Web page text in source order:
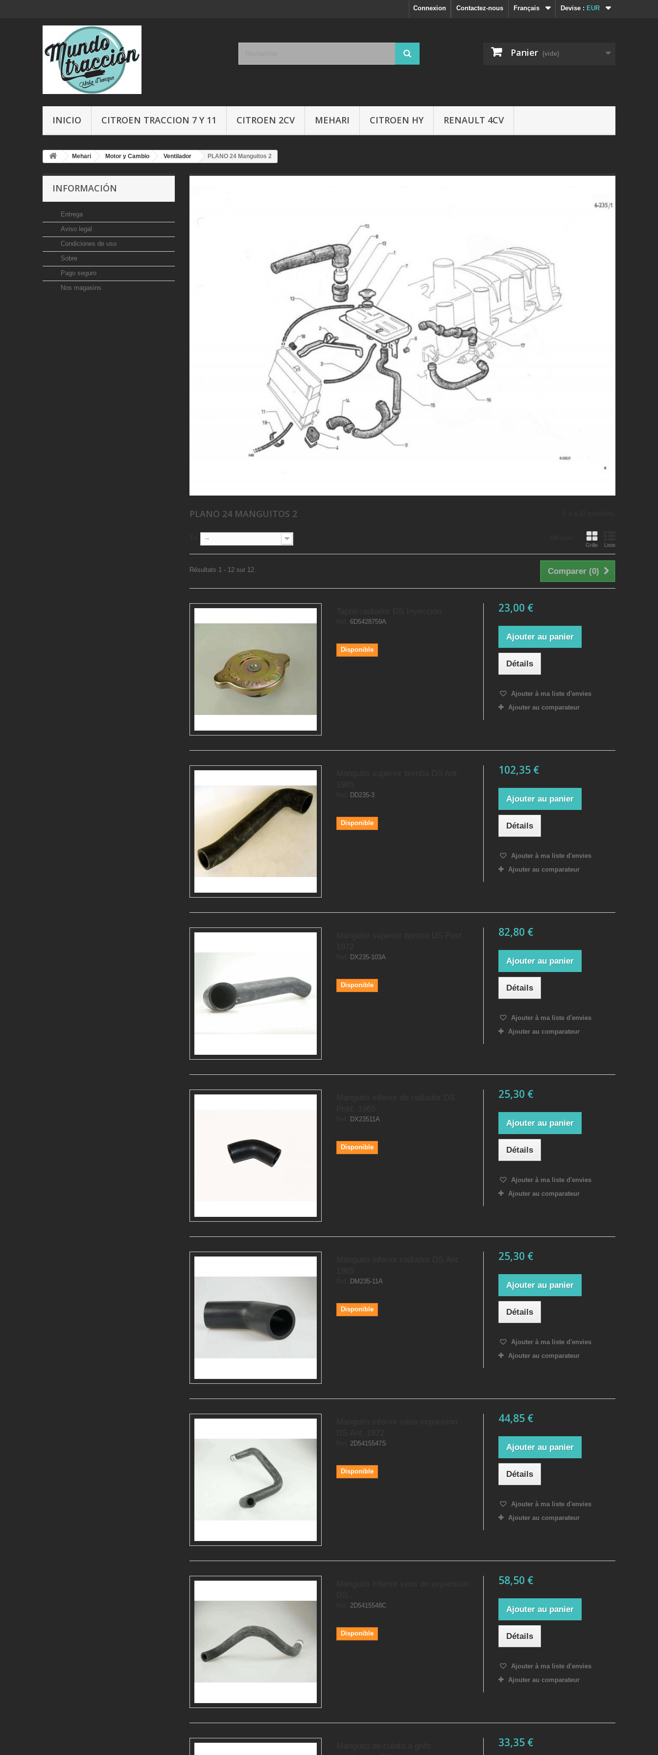
Devise : EUR
Français
Contactez-nous
Connexion
Panier (vide)
INICIO CITROEN TRACCION 7 Y 11 CITROEN 2CV MEHARI CITROEN HY RENAULT 4CV
Mehari Motor y Cambio Ventilador PLANO 24 Manguitos 2
INFORMACIÓN
Entrega
Aviso legal
Condiciones de uso
Sobre
Pago seguro
Nos magasins
PLANO 24 MANGUITOS 2
Grille Liste
--
Comparer (0)
Résultats 1 - 12 sur 12.
6D5428759A
Disponible
23,00 €
Ajouter au panier
Détails
Ajouter à ma liste d'envies
Ajouter au comparateur
DD235-3
Disponible
102,35 €
Ajouter au panier
Détails
Ajouter à ma liste d'envies
Ajouter au comparateur
DX235-103A
Disponible
82,80 €
Ajouter au panier
Détails
Ajouter à ma liste d'envies
Ajouter au comparateur
DX23511A
Disponible
25,30 €
Ajouter au panier
Détails
Ajouter à ma liste d'envies
Ajouter au comparateur
DM235-11A
Disponible
25,30 €
Ajouter au panier
Détails
Ajouter à ma liste d'envies
Ajouter au comparateur
2D5415547S
Disponible
44,85 €
Ajouter au panier
Détails
Ajouter à ma liste d'envies
Ajouter au comparateur
2D5415548C
Disponible
58,50 €
Ajouter au panier
Détails
Ajouter à ma liste d'envies
Ajouter au comparateur
33,35 €